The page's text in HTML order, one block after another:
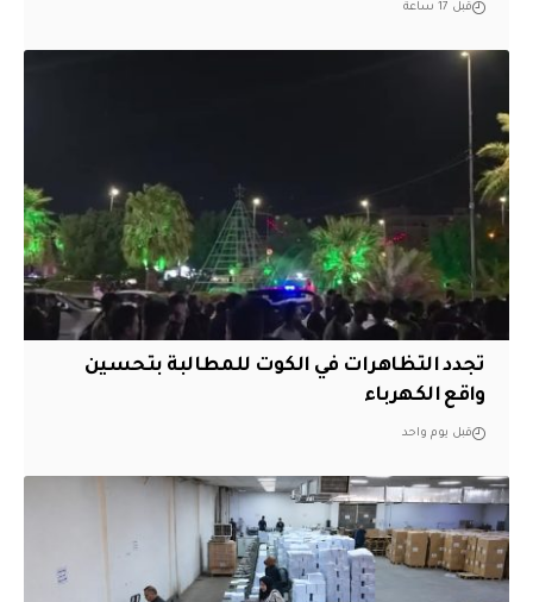
قبل 17 ساعة
تجدد التظاهرات في الكوت للمطالبة بتحسين
واقع الكهرباء
قبل يوم واحد